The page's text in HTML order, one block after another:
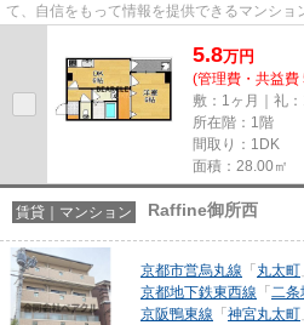
て、自信をもって情報を提供できるマンシ
5.8万円
(管理費・共益費
敷：1ヶ月｜礼：
所在階：1階
間取り：1DK
面積：28.00㎡
賃貸｜マンション Raffine御所西
京都市営烏丸線 「 丸太町
京都地下鉄東西線 「 二条
京阪鴨東線 「 神宮丸太町